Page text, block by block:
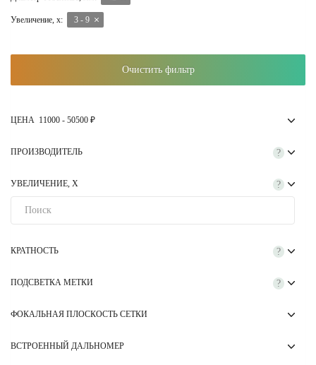
антикоррозийному и водонепроницаемому исполнению корпуса,
прицел может использоваться в сложных погодных условиях.
В интернет-магазине Optics Trade вы можете купить прицел
оптический по 3-9x42 мм с гарантией качества и по выгодным
ценам. Мы предлагаем широкий ассортимент оптики с проверенной
выбором, наши специалисты подробно проконсультируют и
учитывая ваши предпочтения и задачи. Получить консультацию
Увеличение, х: 3 - 9
Очистить фильтр
ЦЕНА 11000 - 50500 ₽
?
ПРОИЗВОДИТЕЛЬ
?
УВЕЛИЧЕНИЕ, Х
?
КРАТНОСТЬ
?
ПОДСВЕТКА МЕТКИ
ФОКАЛЬНАЯ ПЛОСКОСТЬ СЕТКИ
ВСТРОЕННЫЙ ДАЛЬНОМЕР